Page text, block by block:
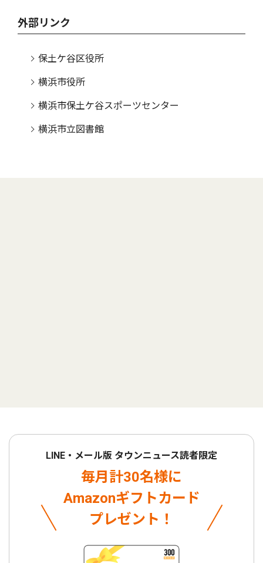
外部リンク
保土ケ谷区役所
横浜市役所
横浜市保土ケ谷スポーツセンター
横浜市立図書館
LINE・メール版 タウンニュース読者限定
毎月計30名様に
Amazonギフトカード
プレゼント！